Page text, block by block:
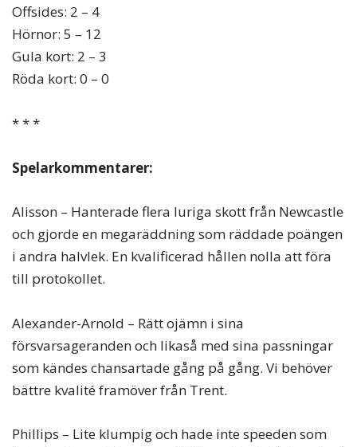
Offsides: 2 – 4
Hörnor: 5 – 12
Gula kort: 2 – 3
Röda kort: 0 – 0
* * *
Spelarkommentarer:
Alisson – Hanterade flera luriga skott från Newcastle
och gjorde en megaräddning som räddade poängen
i andra halvlek. En kvalificerad hållen nolla att föra
till protokollet.
Alexander-Arnold – Rätt ojämn i sina
försvarsageranden och likaså med sina passningar
som kändes chansartade gång på gång. Vi behöver
bättre kvalité framöver från Trent.
Phillips – Lite klumpig och hade inte speeden som